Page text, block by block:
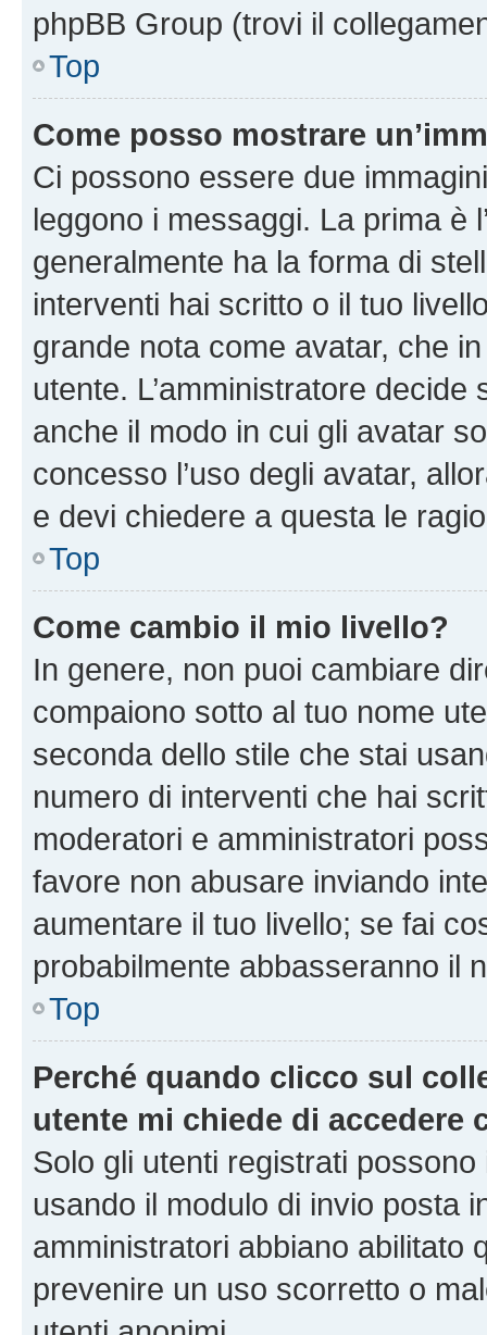
phpBB Group (trovi il
Top
Come posso mostrare
Ci possono essere due
leggono i messaggi. La prima è
generalmente ha la forma di
interventi hai scritto o il tuo
grande nota come avatar, che
utente. L’amministratore
anche il modo in cui gli avatar
concesso l’uso degli avatar,
e devi chiedere a questa le
Top
Come cambio il mio livello?
In genere, non puoi cambiare
compaiono sotto al tuo nome
seconda dello stile che stai
numero di interventi che hai
moderatori e amministratori
favore non abusare inviando
aumentare il tuo livello; se fai
probabilmente abbasseranno il
Top
Perché quando clicco sul
utente mi chiede di accedere
Solo gli utenti registrati
usando il modulo di invio posta
amministratori abbiano abilitato
prevenire un uso scorretto o